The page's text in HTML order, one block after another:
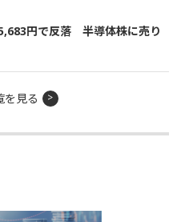
円で反落 半導体株に売り
を見る